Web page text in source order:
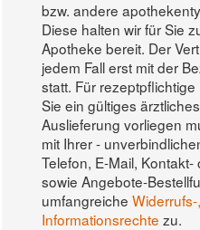
bzw. andere
Diese halten wir für Sie
Apotheke bereit. Der
jedem Fall erst mit der
statt. Für
Sie ein gültiges
Auslieferung vorliegen
mit Ihrer -
Telefon, E-Mail,
sowie Angebote-
umfangreiche
Informationsrechte zu.